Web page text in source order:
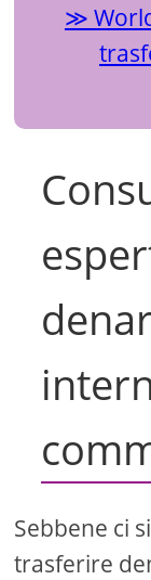
Sebbene ci
trasferire